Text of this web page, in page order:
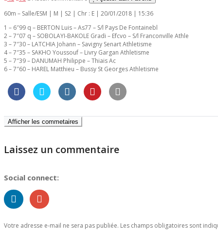
60m – Salle/ESM | M | S2 | Chr : E | 20/01/2018 | 15:36
1 – 6″99 q – BERTON Luis – As77 – S/l Pays De Fontainebl
2 – 7″07 q – SOBOLAYI-BAKOLE Gradi – Efcvo – S/l Franconville Athle
3 – 7″30 – LATCHIA Johann – Savigny Senart Athletisme
4 – 7″35 – SAKHO Youssouf – Livry Gargan Athletisme
5 – 7″39 – DANUMAH Philippe – Thiais Ac
6 – 7″60 – HAREL Matthieu – Bussy St Georges Athletisme
Afficher les commetaires
Laissez un commentaire
Social connect:
Votre adresse e-mail ne sera pas publiée. Les champs obligatoires sont